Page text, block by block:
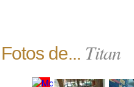
Fotos de... Titan